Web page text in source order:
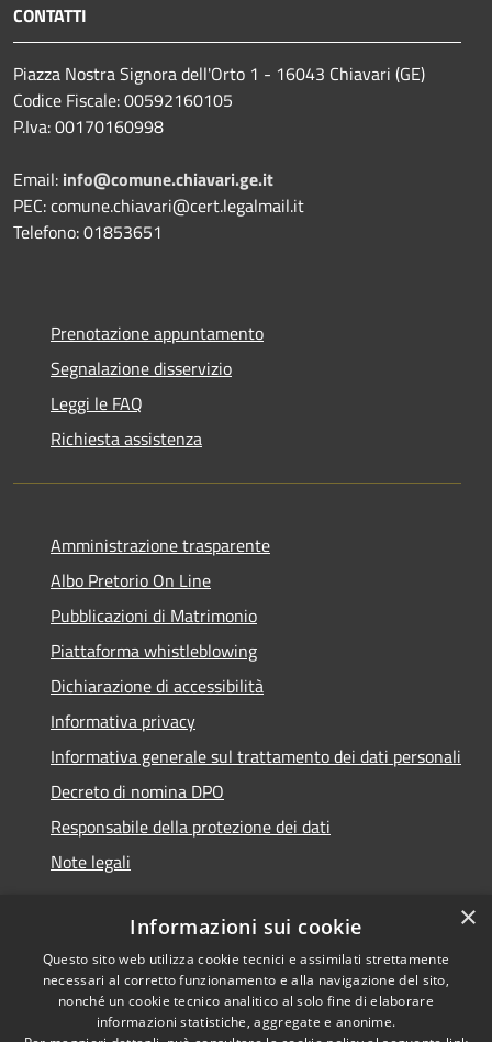
CONTATTI
Piazza Nostra Signora dell'Orto 1 - 16043 Chiavari (GE)
Codice Fiscale: 00592160105
P.Iva: 00170160998
Email: info@comune.chiavari.ge.it
PEC: comune.chiavari@cert.legalmail.it
Telefono: 01853651
Prenotazione appuntamento
Segnalazione disservizio
Leggi le FAQ
Richiesta assistenza
Amministrazione trasparente
Albo Pretorio On Line
Pubblicazioni di Matrimonio
Piattaforma whistleblowing
Dichiarazione di accessibilità
Informativa privacy
Informativa generale sul trattamento dei dati personali
Decreto di nomina DPO
Responsabile della protezione dei dati
Note legali
RSS
Accessibilità
© 2021 - 2026 Comune di
Chiavari -Area Riservata
×
Informazioni sui cookie
Questo sito web utilizza cookie tecnici e assimilati strettamente
necessari al corretto funzionamento e alla navigazione del sito,
nonché un cookie tecnico analitico al solo fine di elaborare
informazioni statistiche, aggregate e anonime.